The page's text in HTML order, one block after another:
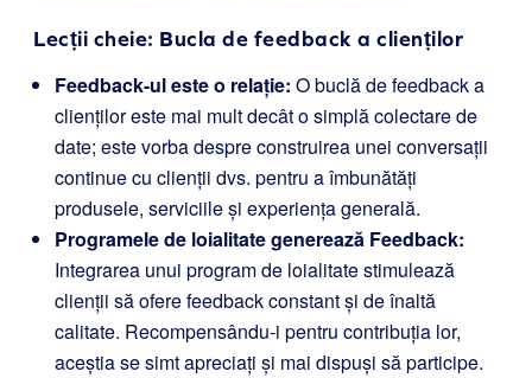
Lecții cheie: Bucla de feedback a clienților
Feedback-ul este o relație: O buclă de feedback a
clienților este mai mult decât o simplă colectare de
date; este vorba despre construirea unei conversații
continue cu clienții dvs. pentru a îmbunătăți
produsele, serviciile și experiența generală.
Programele de loialitate generează Feedback:
Integrarea unui program de loialitate stimulează
clienții să ofere feedback constant și de înaltă
calitate. Recompensându-i pentru contribuția lor,
aceștia se simt apreciați și mai dispuși să participe.